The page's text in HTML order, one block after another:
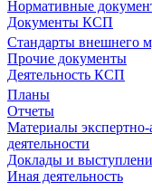
Нормативные
Документы КСП
Стандарты внешнего
Прочие документы
Деятельность КСП
Планы
Отчеты
Материалы экспертно-
деятельности
Доклады и
Иная деятельность